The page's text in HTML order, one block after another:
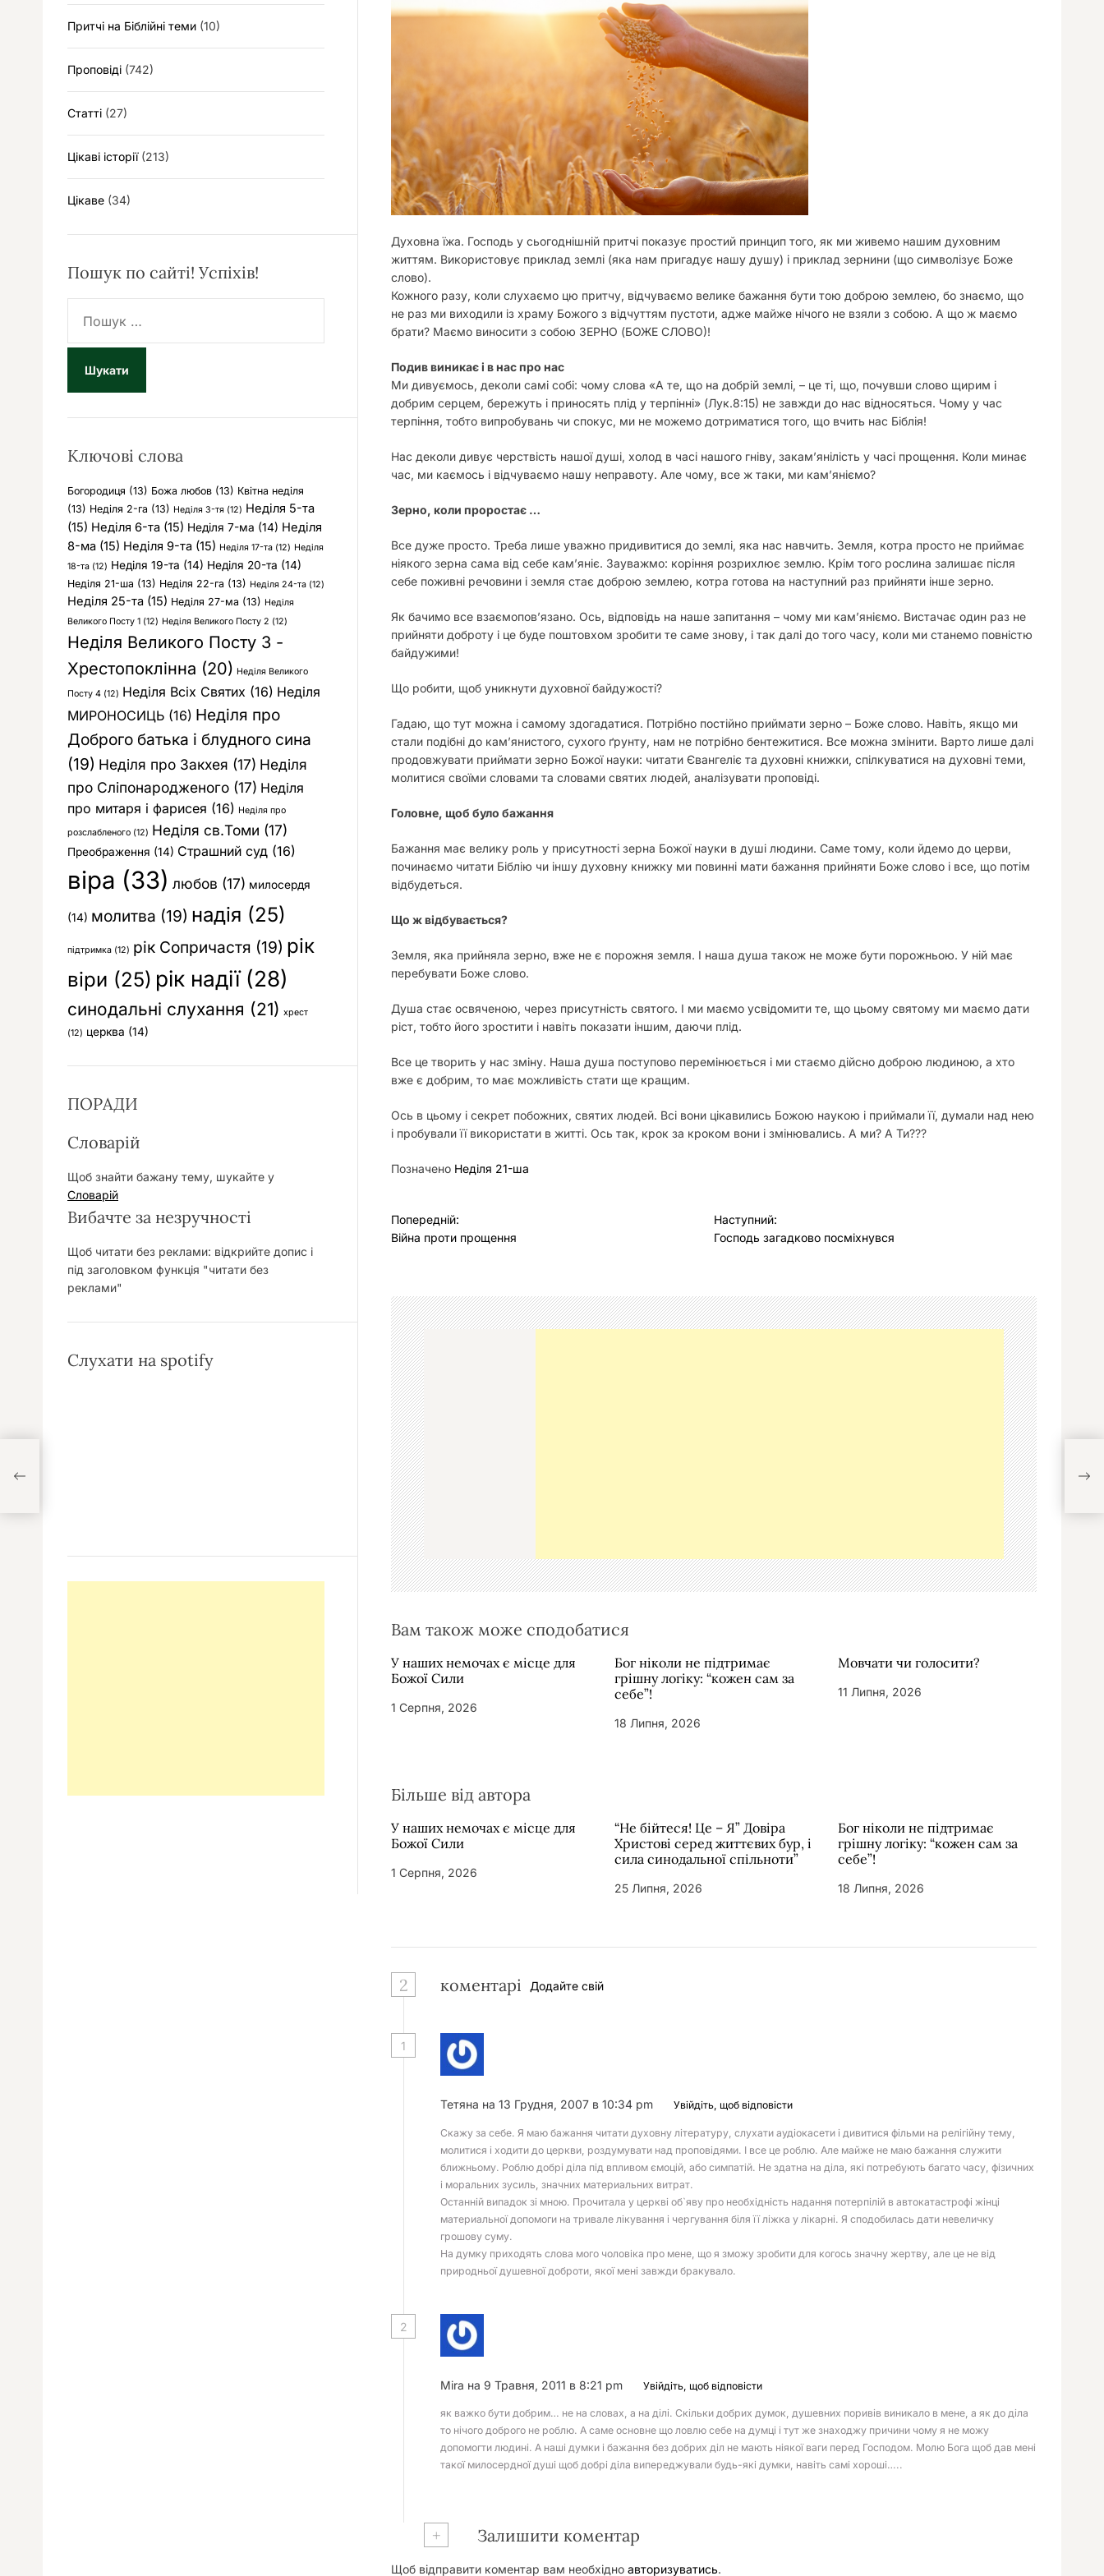
Духовна їжа. Господь у сьогоднішній притчі показує простий принцип того, як ми живемо нашим духовним
життям. Використовує приклад землі (яка нам пригадує нашу душу) і приклад зернини (що символізує Боже
слово).
Кожного разу, коли слухаємо цю притчу, відчуваємо велике бажання бути тою доброю землею, бо знаємо, що
не раз ми виходили із храму Божого з відчуттям пустоти, адже майже нічого не взяли з собою. А що ж маємо
брати? Маємо виносити з собою ЗЕРНО (БОЖЕ СЛОВО)!
Подив виникає і в нас про нас
Ми дивуємось, деколи самі собі: чому слова «А те, що на добрій землі, – це ті, що, почувши слово щирим і
добрим серцем, бережуть і приносять плід у терпінні» (Лук.8:15) не завжди до нас відносяться. Чому у час
терпіння, тобто випробувань чи спокус, ми не можемо дотриматися того, що вчить нас Біблія!
Нас деколи дивує черствість нашої душі, холод в часі нашого гніву, закам’янілість у часі прощення. Коли минає
час, ми каємось і відчуваємо нашу неправоту. Але чому, все ж таки, ми кам’яніємо?
Зерно, коли проростає …
Все дуже просто. Треба лише уважно придивитися до землі, яка нас навчить. Земля, котра просто не приймає
ніякого зерна сама від себе кам’яніє. Зауважмо: коріння розрихлює землю. Крім того рослина залишає після
себе поживні речовини і земля стає доброю землею, котра готова на наступний раз прийняти інше зерно.
Як бачимо все взаємопов’язано. Ось, відповідь на наше запитання – чому ми кам’яніємо. Вистачає один раз не
прийняти доброту і це буде поштовхом зробити те саме знову, і так далі до того часу, коли ми станемо повністю
байдужими!
Що робити, щоб уникнути духовної байдужості?
Гадаю, що тут можна і самому здогадатися. Потрібно постійно приймати зерно – Боже слово. Навіть, якщо ми
стали подібні до кам’янистого, сухого ґрунту, нам не потрібно бентежитися. Все можна змінити. Варто лише далі
продовжувати приймати зерно Божої науки: читати Євангеліє та духовні книжки, спілкуватися на духовні теми,
молитися своїми словами та словами святих людей, аналізувати проповіді.
Головне, щоб було бажання
Бажання має велику роль у присутності зерна Божої науки в душі людини. Саме тому, коли йдемо до церви,
починаємо читати Біблію чи іншу духовну книжку ми повинні мати бажання прийняти Боже слово і все, що потім
відбудеться.
Що ж відбувається?
Земля, яка прийняла зерно, вже не є порожня земля. І наша душа також не може бути порожньою. У ній має
перебувати Боже слово.
Душа стає освяченою, через присутність святого. І ми маємо усвідомити те, що цьому святому ми маємо дати
ріст, тобто його зростити і навіть показати іншим, даючи плід.
Все це творить у нас зміну. Наша душа поступово перемінюється і ми стаємо дійсно доброю людиною, а хто
вже є добрим, то має можливість стати ще кращим.
Ось в цьому і секрет побожних, святих людей. Всі вони цікавились Божою наукою і приймали її, думали над нею
і пробували її використати в житті. Ось так, крок за кроком вони і змінювались. А ми? А Ти???
Позначено Неділя 21-ша
Н
і
г
а
ц
і
я
з
а
п
и
с
в
Попередній:
Війна проти прощення
Наступний:
Господь загадково поcміхнувcя
Вам також може сподобатися
У наших немочах є місце для
Божої Сили
1 Серпня, 2026
Бог ніколи не підтримає
грішну логіку: “кожен сам за
себе”!
18 Липня, 2026
Мовчати чи голосити?
11 Липня, 2026
Більше від автора
У наших немочах є місце для
Божої Сили
1 Серпня, 2026
“Не бійтеся! Це – Я” Довіра
Христові серед життєвих бур, і
сила синодальної спільноти”
25 Липня, 2026
Бог ніколи не підтримає
грішну логіку: “кожен сам за
себе”!
18 Липня, 2026
2 коментарі Додайте свій
1
Тетяна на 13 Грудня, 2007 в 10:34 pm Увійдіть, щоб відповісти
Скажу за себе. Я маю бажання читати духовну літературу, слухати аудіокасети і дивитися фільми на релігійну тему,
молитися і ходити до церкви, роздумувати над проповідями. І все це роблю. Але майже не маю бажання служити
ближньому. Роблю добрі діла під впливом ємоцій, або симпатій. Не здатна на діла, які потребують багато часу, фізичних
і моральних зусиль, значних материальних витрат.
Останній випадок зі мною. Прочитала у церкві об`яву про необхідність надання потерпілій в автокатастрофі жінці
материальної допомоги на тривале лікування і чергування біля її ліжка у лікарні. Я сподобилась дати невеличку
грошову суму.
На думку приходять слова мого чоловіка про мене, що я зможу зробити для когось значну жертву, але це не від
природньої душевної доброти, якої мені завжди бракувало.
2
Mira на 9 Травня, 2011 в 8:21 pm Увійдіть, щоб відповісти
як важко бути добрим… не на словах, а на ділі. Скільки добрих думок, душевних поривів виникало в мене, а як до діла
то нічого доброго не роблю. А саме основне що ловлю себе на думці і тут же знаходжу причини чому я не можу
допомогти людині. А наші думки і бажання без добрих діл не мають ніякої ваги перед Господом. Молю Бога щоб дав мені
такої милосердної душі щоб добрі діла випереджували будь-які думки, навіть самі хороші…..
+ Залишити коментар
Щоб відправити коментар вам необхідно авторизуватись.
Притчі на Біблійні теми (10)
Проповіді (742)
Статті (27)
Цікаві історії(213)
Цікаве (34)
Пошук по сайті! Успіхів!
ш
к
Ключові слова
Богородиця (13) Божа любов (13) Квітна неділя
(13) Неділя 2-га (13) Неділя 3-тя (12) Неділя 5-та
(15) Неділя 6-та (15) Неділя 7-ма (14) Неділя
8-ма (15) Неділя 9-та (15) Неділя 17-та (12) Неділя
18-та (12) Неділя 19-та (14) Неділя 20-та (14)
Неділя 21-ша (13) Неділя 22-га (13) Неділя 24-та (12)
Неділя 25-та (15) Неділя 27-ма (13) Неділя
Великого Посту 1 (12) Неділя Великого Посту 2 (12)
Неділя Великого Посту 3 -
Хрестопоклінна (20) Неділя Великого
Посту 4 (12) Неділя Всіх Святих (16) Неділя
МИРОНОСИЦЬ (16) Неділя про
Доброго батька і блудного сина
(19) Неділя про Закхея (17) Неділя
про Сліпонародженого (17) Неділя
про митаря і фарисея (16) Неділя про
розслабленого (12) Неділя св.Томи (17)
Преображення (14) Страшний суд (16)
віра (33) любов (17) милосердя
(14) молитва (19) надія (25)
підтримка (12) рік Сопричастя (19) рік
віри (25) рік надії(28)
синодальні слухання (21) хрест
(12) церква (14)
ПОРАДИ
Словарій
Щоб знайти бажану тему, шукайте у
Словарій
Вибачте за незручності
Щоб читати без реклами: відкрийте допис і
під заголовком функція "читати без
реклами"
Слухати на spotify